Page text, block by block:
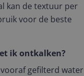
kan de textuur per
voor de beste
ik ontkalken?
gefilterd water